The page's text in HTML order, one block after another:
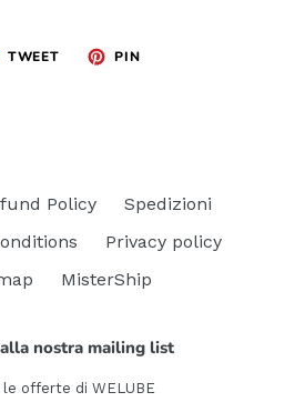
TWEET TWITTAPIN
Policy
Spedizioni
Privacy policy
MisterShip
nostra mailing list
le offerte di WELUBE